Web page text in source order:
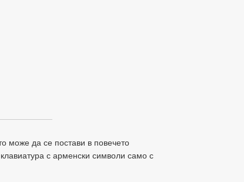
може да се постави в повечето
с арменски символи само с